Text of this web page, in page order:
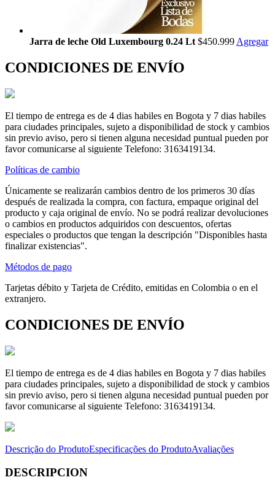
Jarra de leche Old Luxembourg 0.24 Lt $450.999 Agregar
CONDICIONES DE ENVÍO
El tiempo de entrega es de 4 dias habiles en Bogota y 7 dias habiles
para ciudades principales, sujeto a disponibilidad de stock y cambios
sin previo aviso, pero si tienen alguna necesidad puntual pueden por
favor comunicarse al siguiente Telefono: 3163419134.
Políticas de cambio
Únicamente se realizarán cambios dentro de los primeros 30 días
después de realizada la compra, con factura, empaque original del
producto y caja original de envío. No se podrá realizar devoluciones
o cambios en productos adquiridos con descuentos, ofertas
especiales o productos que tengan la descripción "Disponibles hasta
finalizar existencias".
Métodos de pago
Tarjetas débito y Tarjeta de Crédito, emitidas en Colombia o en el
extranjero.
CONDICIONES DE ENVÍO
El tiempo de entrega es de 4 dias habiles en Bogota y 7 dias habiles
para ciudades principales, sujeto a disponibilidad de stock y cambios
sin previo aviso, pero si tienen alguna necesidad puntual pueden por
favor comunicarse al siguiente Telefono: 3163419134.
Descrição do ProdutoEspecificações do ProdutoAvaliações
DESCRIPCION